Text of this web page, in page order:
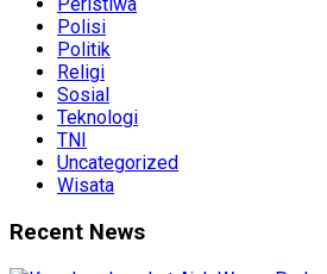
Peristiwa
Polisi
Politik
Religi
Sosial
Teknologi
TNI
Uncategorized
Wisata
Recent News